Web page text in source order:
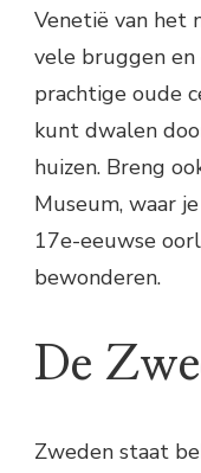
Venetië van het
vele bruggen en
prachtige oude
kunt dwalen
huizen. Breng
Museum, waar
17e-eeuwse
bewonderen.
De
Zweden staat